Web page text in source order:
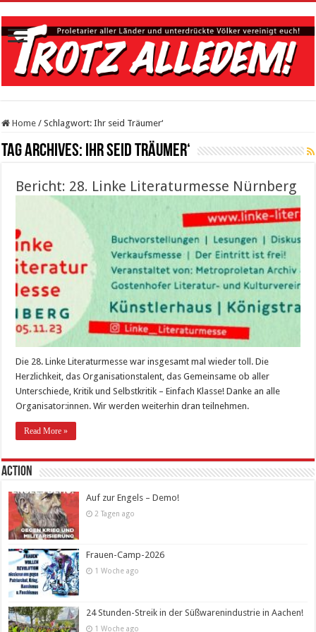
Home / Schlagwort:Ihr seid Träumer‘
Tag Archives: Ihr seid Träumer‘
Bericht: 28. Linke Literaturmesse Nürnberg
Die 28. Linke Literaturmesse war insgesamt mal wieder toll. Die
Herzlichkeit, das Organisationstalent, das Gemeinsame ob aller
Unterschiede, Kritik und Selbstkritik – Einfach Klasse! Danke an alle
Organisator:innen. Wir werden weiterhin dran teilnehmen.
Read More »
Action
Auf zur Engels – Demo!
2 Tagen ago
Frauen-Camp-2026
1 Woche ago
24 Stunden-Streik in der Süßwarenindustrie in Aachen!
1 Woche ago